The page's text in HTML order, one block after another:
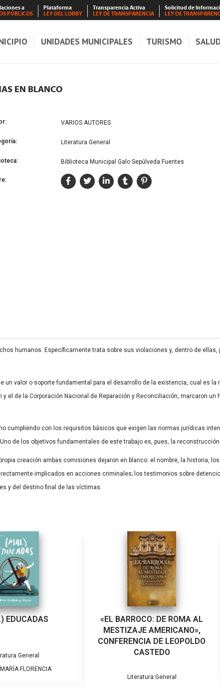
a
PÚBLICOS
Plataforma
LEY DEL LOBBY
Transparencia Activa
LEY DE TRANSPARENCIA
Solicitud de
LEY DE
UNIDADES MUNICIPALES TURISMO
EN BLANCO
VARIOS AUTORES
Literatura General
Biblioteca Municipal Galo Sepúlveda Fuentes
humanos. Específicamente trata sobre sus violaciones y, dentro de
un valor o soporte fundamental para el desarrollo de la existencia, cual es
el de la Corporación Nacional de Reparación y Reconciliación, marcaron
cumpliendo con los requisitos básicos que exigen las normas jurídicas
de los objetivos fundamentales de este trabajo es, pues, la reconstrucción
creación ambas comisiones dejaron en blanco: el nombre, la historia,
implicados en acciones criminales; los testimonios sobre
y del destino final de las víctimas.
EDUCADAS
General
FLORENCIA
«EL BARROCO: DE ROMA AL
MESTIZAJE AMERICANO»,
CONFERENCIA DE LEOPOLDO
CASTEDO
Literatura General